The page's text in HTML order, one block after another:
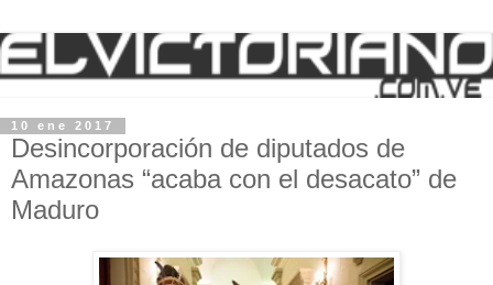
10 ene 2017
Desincorporación de diputados de
Amazonas “acaba con el desacato” de
Maduro